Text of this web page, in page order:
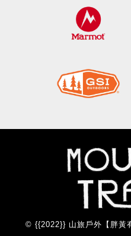
© {{2022}} 山旅戶外【胖黃